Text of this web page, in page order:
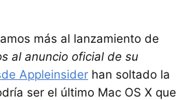
más al lanzamiento de
al anuncio oficial de su
Appleinsider han soltado la
ser el último Mac OS X que